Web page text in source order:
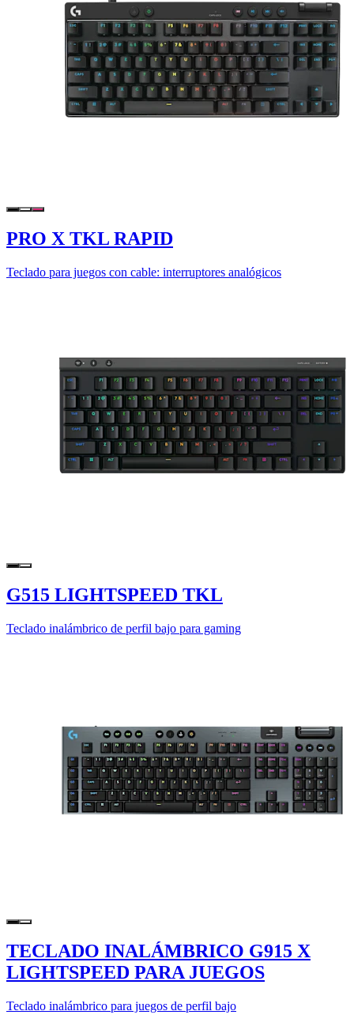
PRO X TKL RAPID
Teclado para juegos con cable: interruptores analógicos
G515 LIGHTSPEED TKL
Teclado inalámbrico de perfil bajo para gaming
TECLADO INALÁMBRICO G915 X
LIGHTSPEED PARA JUEGOS
Teclado inalámbrico para juegos de perfil bajo